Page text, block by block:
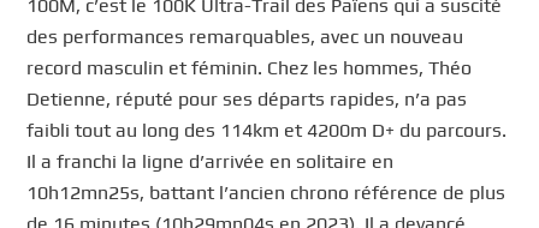
100M, c’est le 100K Ultra-Trail des Païens qui a suscité
des performances remarquables, avec un nouveau
record masculin et féminin. Chez les hommes, Théo
Detienne, réputé pour ses départs rapides, n’a pas
faibli tout au long des 114km et 4200m D+ du parcours.
Il a franchi la ligne d’arrivée en solitaire en
10h12mn25s, battant l’ancien chrono référence de plus